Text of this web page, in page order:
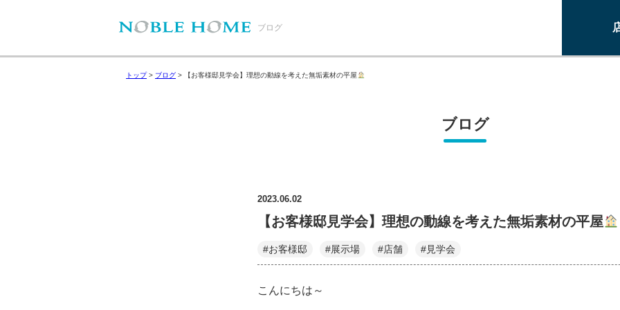
ブログ
トップ> ブログ > 【お客様邸見学会】理想の動線を考えた無垢素材の平屋
ブログ
2023.06.02
【お客様邸見学会】理想の動線を考えた無垢素材の平屋
#お客様邸 #展示場 #店舗 #見学会
こんにちは～